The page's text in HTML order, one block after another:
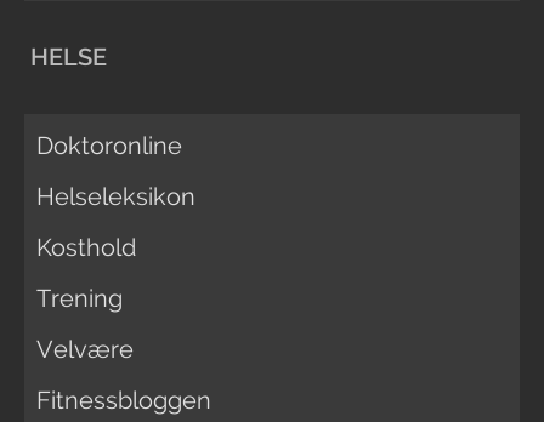
HELSE
Doktoronline
Helseleksikon
Kosthold
Trening
Velvære
Fitnessbloggen